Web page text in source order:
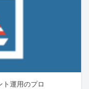
ト運用のプロ